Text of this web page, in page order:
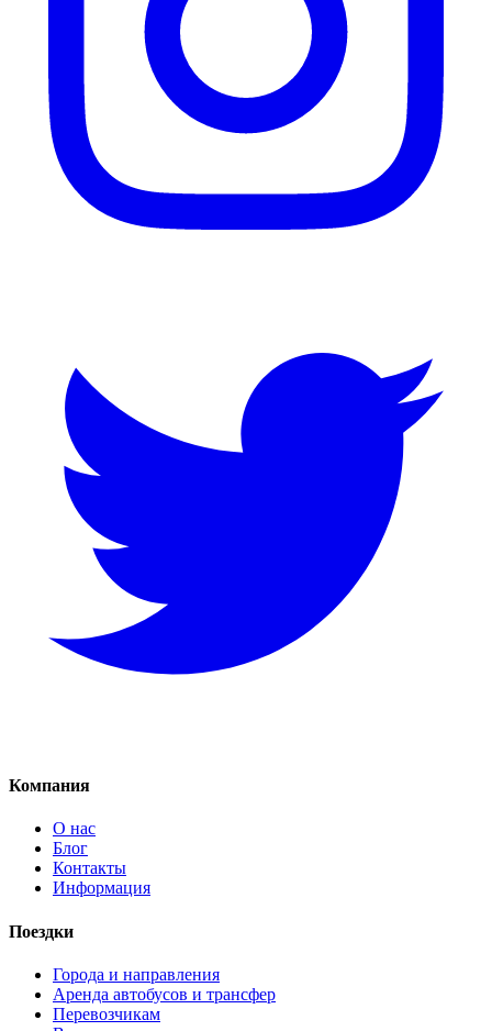
Компания
О нас
Блог
Контакты
Информация
Поездки
Города и направления
Аренда автобусов и трансфер
Перевозчикам